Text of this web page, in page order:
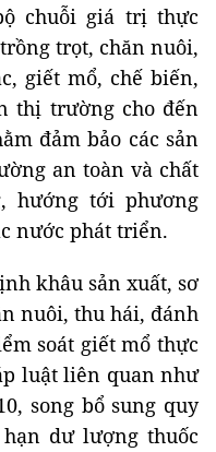
chuỗi giá trị thực
trọt, chăn nuôi,
giết mổ, chế biến,
thị trường cho đến
đảm bảo các sản
an toàn và chất
hướng tới phương
nước phát triển.
khâu sản xuất, sơ
nuôi, thu hái, đánh
soát giết mổ thực
luật liên quan như
song bổ sung quy
dư lượng thuốc